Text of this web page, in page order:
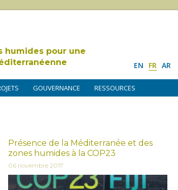
humides pour une
EN FR AR
GOUVERNANCE RESSOURCES
Présence de la Méditerranée et des
zones humides à la COP23
06 novembre 2017